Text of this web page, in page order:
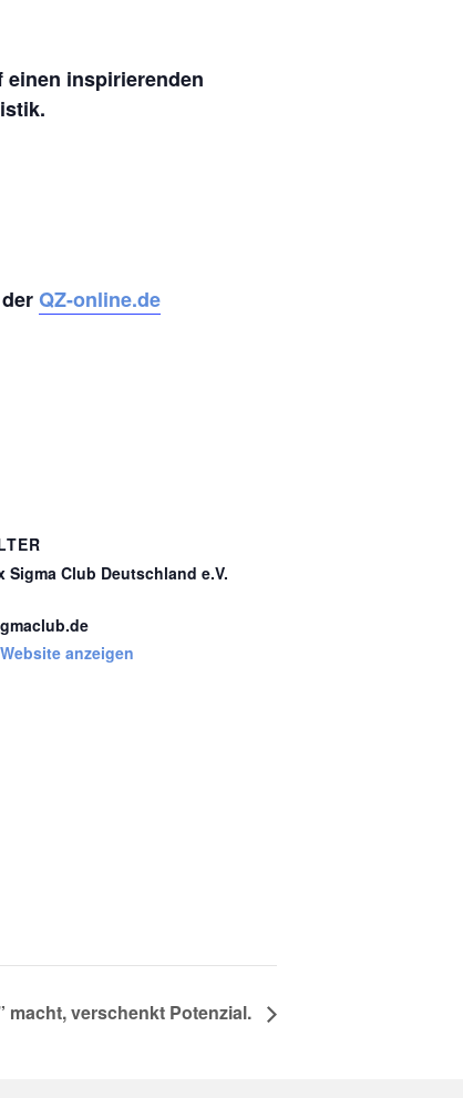
einen inspirierenden
QZ-online.de
Sigma Club Deutschland e.V.
anzeigen
macht, verschenkt Potenzial.